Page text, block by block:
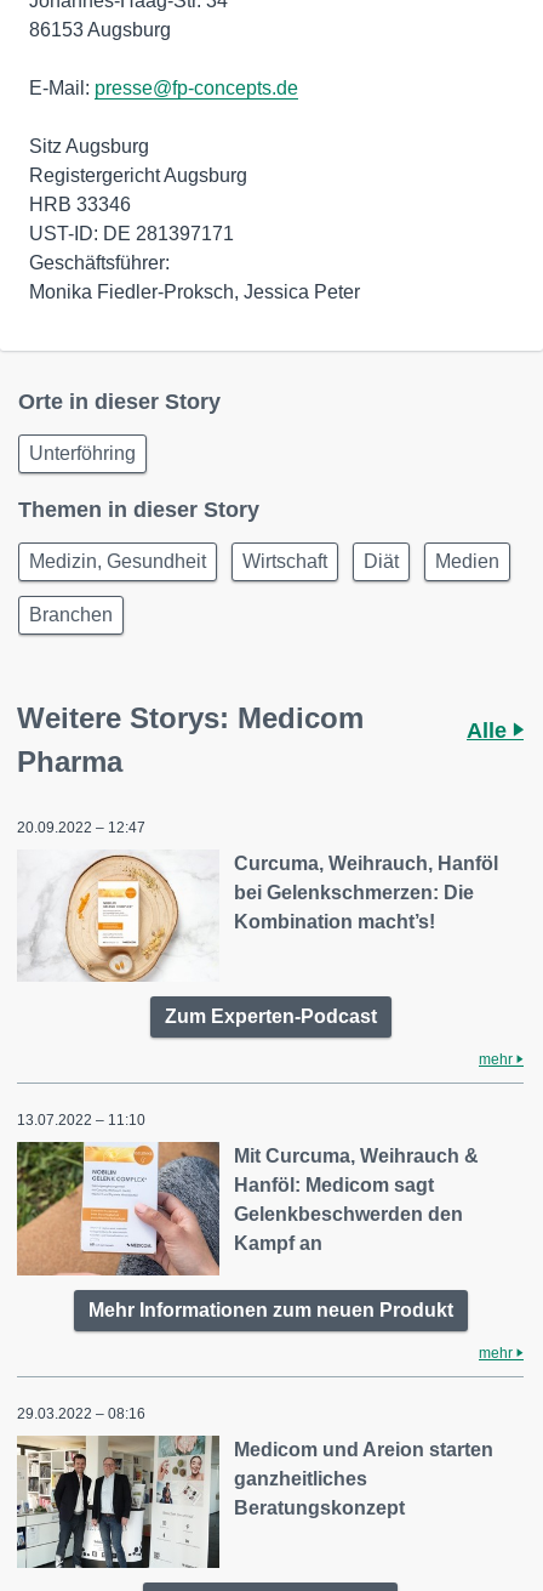
86153 Augsburg
E-Mail: presse@fp-concepts.de
Sitz Augsburg
Registergericht Augsburg
HRB 33346
UST-ID: DE 281397171
Geschäftsführer:
Monika Fiedler-Proksch, Jessica Peter
Orte in dieser Story
Unterföhring
Themen in dieser Story
Medizin, Gesundheit Wirtschaft Diät Medien
Branchen
Weitere Storys: Medicom
Pharma
Alle
20.09.2022 – 12:47
Curcuma, Weihrauch, Hanföl
bei Gelenkschmerzen: Die
Kombination macht’s!
Zum Experten-Podcast
mehr
13.07.2022 – 11:10
Mit Curcuma, Weihrauch &
Hanföl: Medicom sagt
Gelenkbeschwerden den
Kampf an
Mehr Informationen zum neuen Produkt
mehr
29.03.2022 – 08:16
Medicom und Areion starten
ganzheitliches
Beratungskonzept